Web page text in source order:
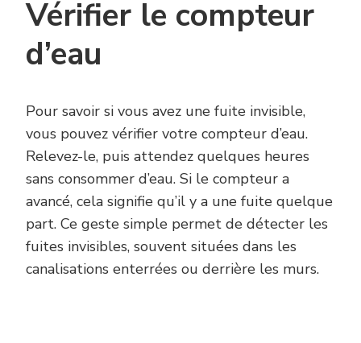
Vérifier le compteur
d’eau
Pour savoir si vous avez une fuite invisible,
vous pouvez vérifier votre compteur d’eau.
Relevez-le, puis attendez quelques heures
sans consommer d’eau. Si le compteur a
avancé, cela signifie qu’il y a une fuite quelque
part. Ce geste simple permet de détecter les
fuites invisibles, souvent situées dans les
canalisations enterrées ou derrière les murs.